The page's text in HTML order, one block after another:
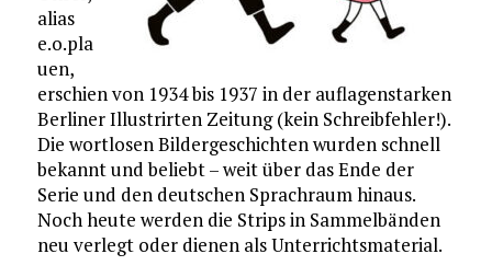
alias
e.o.pla
uen,
erschien von 1934 bis 1937 in der auflagenstarken
Berliner Illustrirten Zeitung (kein Schreibfehler!).
Die wortlosen Bildergeschichten wurden schnell
bekannt und beliebt – weit über das Ende der
Serie und den deutschen Sprachraum hinaus.
Noch heute werden die Strips in Sammelbänden
neu verlegt oder dienen als Unterrichtsmaterial.